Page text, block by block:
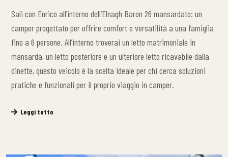
Sali con Enrico all’interno dell’Elnagh Baron 26 mansardato: un
camper progettato per offrire comfort e versatilità a una famiglia
fino a 6 persone. All’interno troverai un letto matrimoniale in
mansarda, un letto posteriore e un ulteriore letto ricavabile dalla
dinette, questo veicolo è la scelta ideale per chi cerca soluzioni
pratiche e funzionali per il proprio viaggio in camper.
Leggi tutto